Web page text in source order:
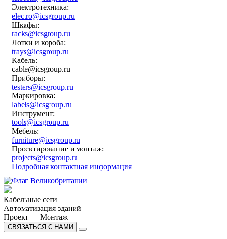
Электротехника:
electro@icsgroup.ru
Шкафы:
racks@icsgroup.ru
Лотки и короба:
trays@icsgroup.ru
Кабель:
cable@icsgroup.ru
Приборы:
testers@icsgroup.ru
Маркировка:
labels@icsgroup.ru
Инструмент:
tools@icsgroup.ru
Мебель:
furniture@icsgroup.ru
Проектирование и монтаж:
projects@icsgroup.ru
Подробная контактная информация
Кабельные сети
Автоматизация зданий
Проект — Монтаж
СВЯЗАТЬСЯ С НАМИ